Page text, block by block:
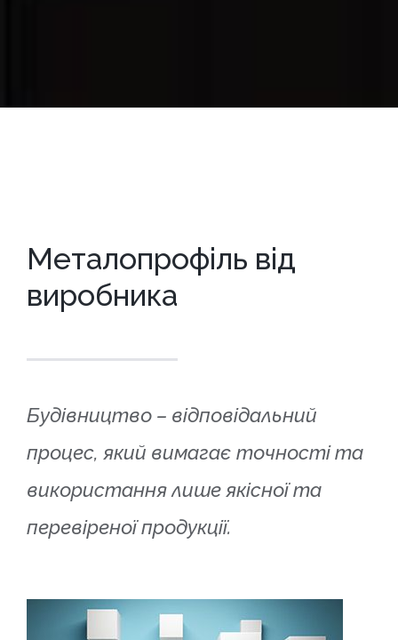
Металопрофіль від
виробника
Будівництво – відповідальний
процес, який вимагає точності та
використання лише якісної та
перевіреної продукції.